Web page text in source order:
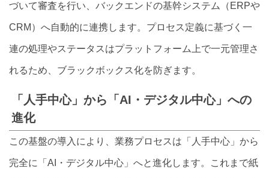
づいて審査を行い、バックエンドの基幹システム（ERPや
CRM）へ自動的に連携します。プロセス定義に基づく一
連の処理やステータスはプラットフォーム上で一元管理さ
れるため、ブラックボックス化を防ぎます。
「人手中心」から「AI・デジタル中心」への
進化
この基盤の導入により、業務プロセスは「人手中心」から
完全に「AI・デジタル中心」へと進化します。これまで紙